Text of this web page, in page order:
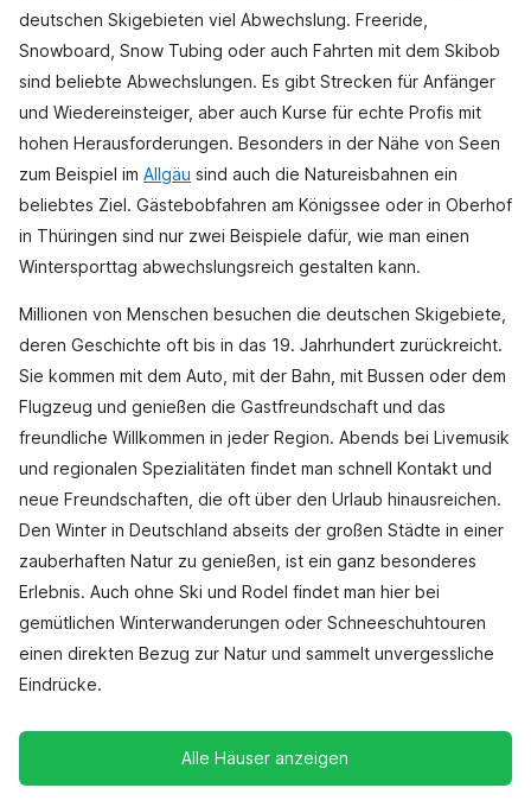
deutschen Skigebieten viel Abwechslung. Freeride,
Snowboard, Snow Tubing oder auch Fahrten mit dem Skibob
sind beliebte Abwechslungen. Es gibt Strecken für Anfänger
und Wiedereinsteiger, aber auch Kurse für echte Profis mit
hohen Herausforderungen. Besonders in der Nähe von Seen
zum Beispiel im Allgäu sind auch die Natureisbahnen ein
beliebtes Ziel. Gästebobfahren am Königssee oder in Oberhof
in Thüringen sind nur zwei Beispiele dafür, wie man einen
Wintersporttag abwechslungsreich gestalten kann.
Millionen von Menschen besuchen die deutschen Skigebiete,
deren Geschichte oft bis in das 19. Jahrhundert zurückreicht.
Sie kommen mit dem Auto, mit der Bahn, mit Bussen oder dem
Flugzeug und genießen die Gastfreundschaft und das
freundliche Willkommen in jeder Region. Abends bei Livemusik
und regionalen Spezialitäten findet man schnell Kontakt und
neue Freundschaften, die oft über den Urlaub hinausreichen.
Den Winter in Deutschland abseits der großen Städte in einer
zauberhaften Natur zu genießen, ist ein ganz besonderes
Erlebnis. Auch ohne Ski und Rodel findet man hier bei
gemütlichen Winterwanderungen oder Schneeschuhtouren
einen direkten Bezug zur Natur und sammelt unvergessliche
Eindrücke.
Alle Häuser anzeigen